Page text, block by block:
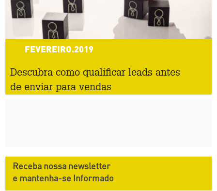
FEVEREIRO.2019
Descubra como qualificar leads antes
de enviar para vendas
Receba nossa newsletter
e mantenha-se Informado